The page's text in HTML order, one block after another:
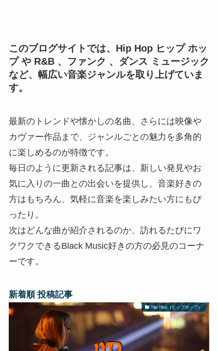
このブログサイトでは、Hip Hop ヒップ ホッ
プ や R&B 、ファンク 、ダンス ミュージック
など、幅広い音楽ジャンルを取り上げていま
す。
最新のトレンドや懐かしの名曲、さらには映像や
カヴァー作品まで、ジャンルごとの魅力を多角的
に楽しめるのが特徴です。
毎日のように更新される記事は、新しい発見やお
気に入りの一曲との出会いを提供し、音楽好きの
方はもちろん、気軽に音楽を楽しみたい方にもぴ
ったり。
次はどんな曲が紹介されるのか、訪れるたびにワ
クワクできるBlack Music好きの方の必見のコーナ
ーです。
新着順 投稿記事
Hip Hop（ヒップホップ）